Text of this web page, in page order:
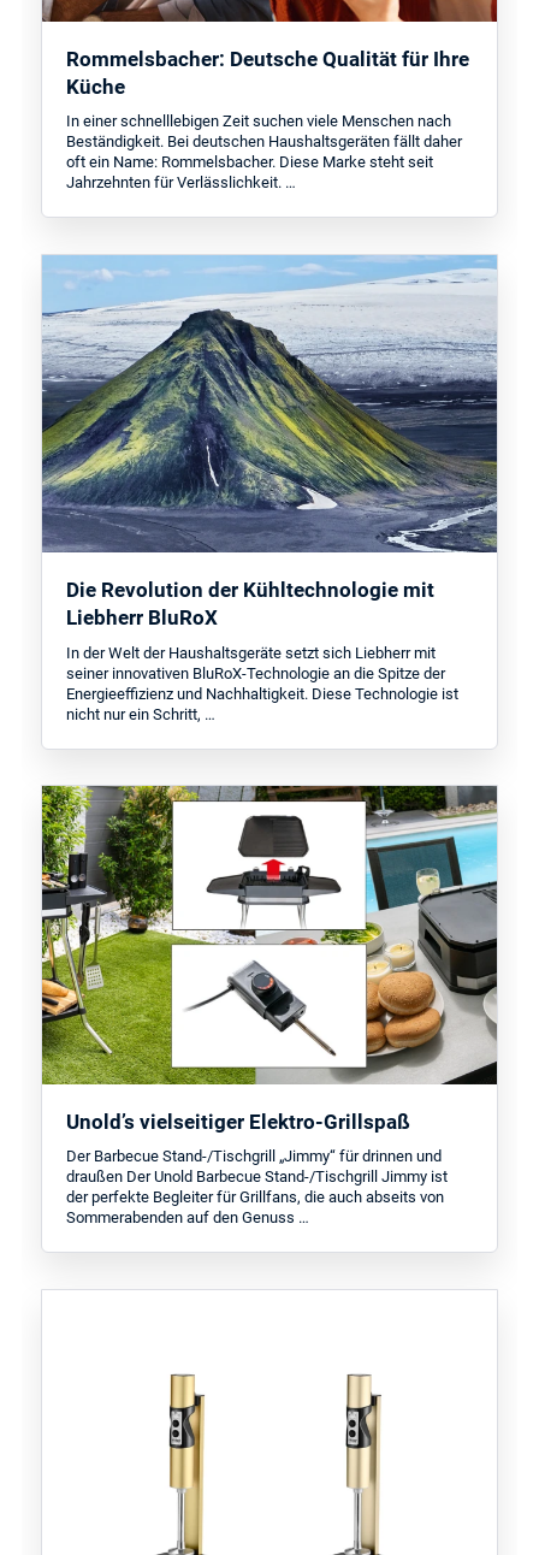
Rommelsbacher: Deutsche Qualität für Ihre
Küche
In einer schnelllebigen Zeit suchen viele Menschen nach
Beständigkeit. Bei deutschen Haushaltsgeräten fällt daher
oft ein Name: Rommelsbacher. Diese Marke steht seit
Jahrzehnten für Verlässlichkeit. …
Die Revolution der Kühltechnologie mit
Liebherr BluRoX
In der Welt der Haushaltsgeräte setzt sich Liebherr mit
seiner innovativen BluRoX-Technologie an die Spitze der
Energieeffizienz und Nachhaltigkeit. Diese Technologie ist
nicht nur ein Schritt, …
Unold’s vielseitiger Elektro-Grillspaß
Der Barbecue Stand-/Tischgrill „Jimmy“ für drinnen und
draußen Der Unold Barbecue Stand-/Tischgrill Jimmy ist
der perfekte Begleiter für Grillfans, die auch abseits von
Sommerabenden auf den Genuss …